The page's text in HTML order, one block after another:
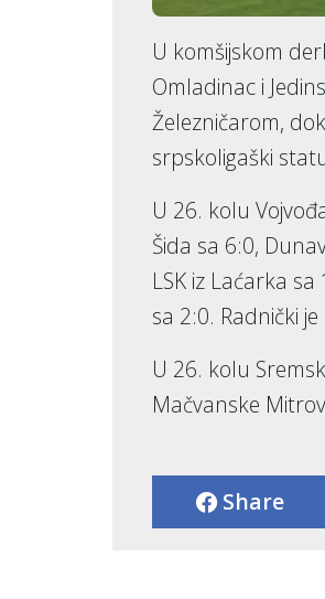
U komšijskom
Omladinac i
Železničarom,
srpskoligaški
U 26. kolu
Šida sa 6:0,
LSK iz Laćarka
sa 2:0. Radnički
U 26. kolu
Mačvanske
Share